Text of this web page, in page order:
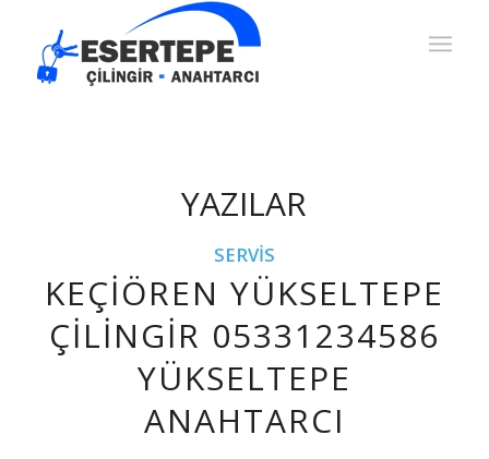
YAZILAR
SERVIS
KEÇIÖREN YÜKSELTEPE
ÇILINGIR 05331234586
YÜKSELTEPE
ANAHTARCI